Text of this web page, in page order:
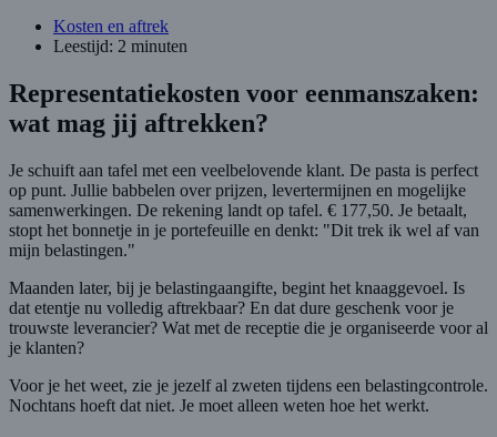
Kosten en aftrek
Leestijd: 2 minuten
Representatiekosten voor eenmanszaken:
wat mag jij aftrekken?
Je schuift aan tafel met een veelbelovende klant. De pasta is perfect
op punt. Jullie babbelen over prijzen, levertermijnen en mogelijke
samenwerkingen. De rekening landt op tafel. € 177,50. Je betaalt,
stopt het bonnetje in je portefeuille en denkt: "Dit trek ik wel af van
mijn belastingen."
Maanden later, bij je belastingaangifte, begint het knaaggevoel. Is
dat etentje nu volledig aftrekbaar? En dat dure geschenk voor je
trouwste leverancier? Wat met de receptie die je organiseerde voor al
je klanten?
Voor je het weet, zie je jezelf al zweten tijdens een belastingcontrole.
Nochtans hoeft dat niet. Je moet alleen weten hoe het werkt.